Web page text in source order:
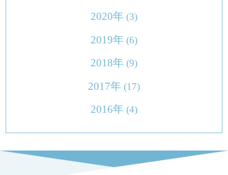
2020年 (3)
2019年 (6)
2018年 (9)
2017年 (17)
2016年 (4)